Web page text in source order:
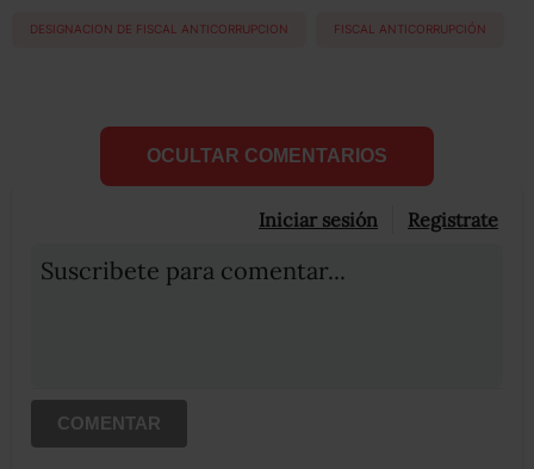
DESIGNACION DE FISCAL ANTICORRUPCION FISCAL ANTICORRUPCIÓN
OCULTAR COMENTARIOS
Iniciar sesión Registrate
Suscribete para comentar...
COMENTAR